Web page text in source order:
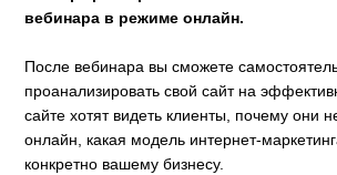
вебинара в режиме онлайн.
После вебинара вы сможете
проанализировать свой сайт на
сайте хотят видеть клиенты, почему они
онлайн, какая модель интернет-
конкретно вашему бизнесу.